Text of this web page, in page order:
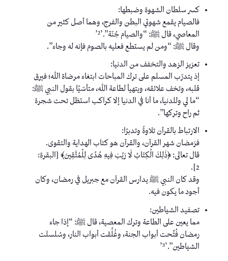
كسر سلطان الشهوة وضبطها:
فالصيام يقمع شهوتي البطن والفرج، وهما أصل كثير من
المعاصي، قال ﷺ: “والصيام جُنّة”.’²’
وقال ﷺ: “ومن لم يستطع فعليه بالصوم فإنه له وجاء”.
تعزيز الزهد والتخفف من الدنيا:
إذ يتدرّب المسلم على ترك المباحات ابتغاء مرضاة الله؛ فيرق
قلبه، وتخف علائقه، ويتهيأ لطاعة الله، متأسّيًا بقول النبي ﷺ:
“ما لي وللدنيا، ما أنا في الدنيا إلا كراكب استظل تحت شجرة
ثم راح وتركها”.
الارتباط بالقرآن تلاوةً وتدبرًا:
فرَمضان شهر القرآن، والقرآن هو كتاب الهداية والتقوى.
قال تعالى: ﴿ذَلِكَ الْكِتَابُ لَا رَيْبَ فِيهِ هُدًى لِلْمُتَّقِينَ﴾ [البقرة:
2].
وقد كان النبي ﷺ يدارس القرآن مع جبريل في رمضان، وكان
أجود ما يكون فيه.
تصفيد الشياطين:
مما يعين على الطاعة وترك المعصية، قال ﷺ: “إذا جاء
رمضان فُتِّحت أبواب الجنة، وغُلِّقت أبواب النار، وسُلسلت
الشياطين”.’³’